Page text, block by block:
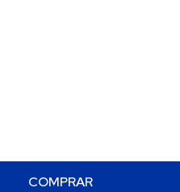
COMPRAR